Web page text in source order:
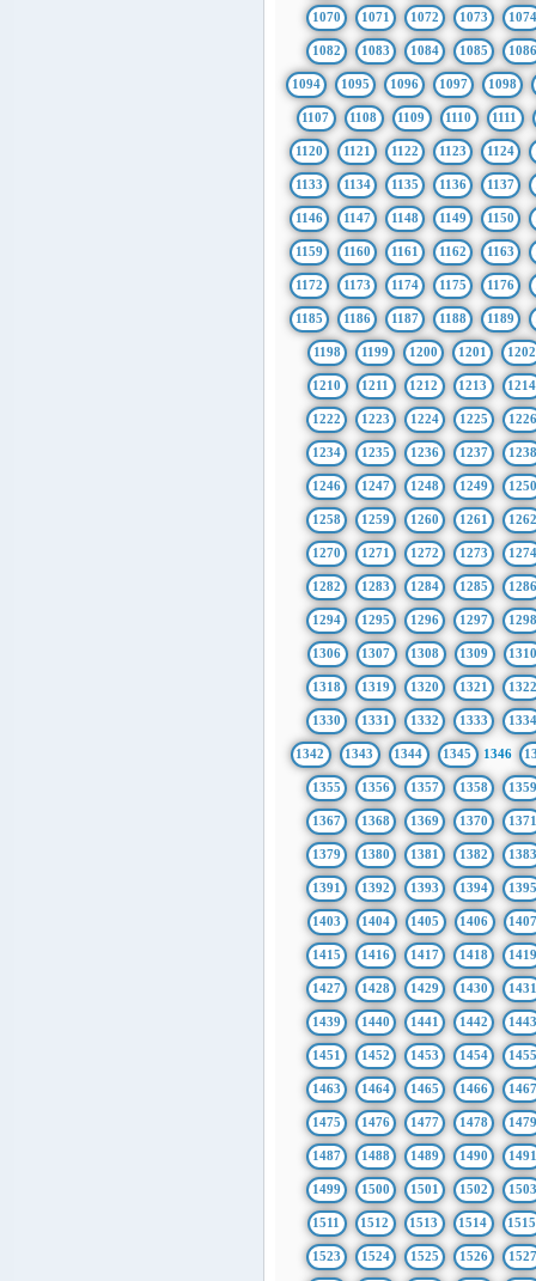
1070 1071 1072 1073 1074
1082 1083 1084 1085 1086
1094 1095 1096 1097 1098
1107 1108 1109 1110 1111
1120 1121 1122 1123 1124
1133 1134 1135 1136 1137
1146 1147 1148 1149 1150
1159 1160 1161 1162 1163
1172 1173 1174 1175 1176
1185 1186 1187 1188 1189
1198 1199 1200 1201 1202
1210 1211 1212 1213 1214
1222 1223 1224 1225 1226
1234 1235 1236 1237 1238
1246 1247 1248 1249 1250
1258 1259 1260 1261 1262
1270 1271 1272 1273 1274
1282 1283 1284 1285 1286
1294 1295 1296 1297 1298
1306 1307 1308 1309
1318 1319 1320 1321 1322
1330 1331 1332 1333 1334
1342 1343 1344 1345 1346
1355 1356 1357 1358 1359
1367 1368 1369 1370 1371
1379 1380 1381 1382 1383
1391 1392 1393 1394 1395
1403 1404 1405 1406
1415 1416 1417 1418 1419
1427 1428 1429 1430 1431
1439 1440 1441 1442 1443
1451 1452 1453 1454 1455
1463 1464 1465 1466 1467
1475 1476 1477 1478 1479
1487 1488 1489 1490 1491
1499 1500 1501 1502 1503
1511 1512 1513 1514 1515
1523 1524 1525 1526 1527